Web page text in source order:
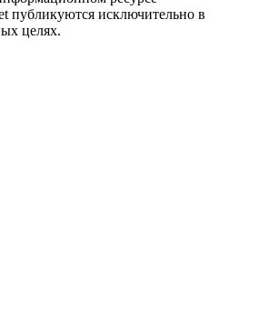
публикуются исключительно в
целях.